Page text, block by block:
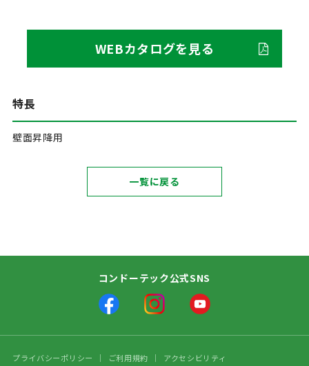
WEBカタログを見る
特長
壁面昇降用
一覧に戻る
コンドーテック公式SNS
プライバシーポリシー ご利用規約 アクセシビリティ